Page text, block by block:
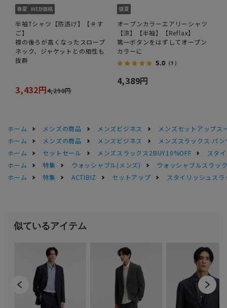
半袖Tシャツ【防透け】【＃す
ご】
襟の後ろが高くなったスロープ
ネック、ジャケットとの相性も
抜群
3,432円4,290円
オープンカラーエアリーシャツ
【涼】【半袖】【Reflax】
第一ボタンをはずしてオープン
カラーに
5.0 （1）
4,389円
ホーム メンズの商品 メンズビジネス
メンズセットアップス
ホーム
メンズの商品 メンズビジネス
メンズスラックス パン
ホーム
セットセール メンズスラックス2BUY10%OFF
スタ
ホーム
特集 ウォッシャブル(メンズ)
ウォッシャブルスラッ
ホーム
特集 ACTIBIZ セットアップ スタイリッシュス